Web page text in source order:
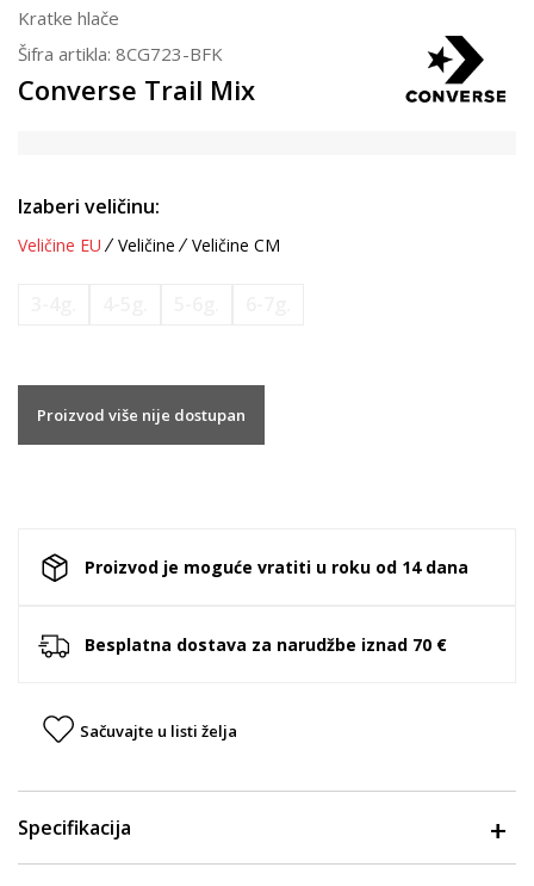
Kratke hlače
Šifra artikla: 8CG723-BFK
Converse Trail Mix
Izaberi veličinu:
Veličine EU Veličine Veličine CM
Proizvod više nije dostupan
Proizvod je moguće vratiti u roku od 14 dana
Besplatna dostava za narudžbe iznad 70 €
Sačuvajte u listi želja
Specifikacija